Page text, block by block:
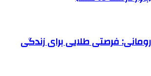
فرصتی طلایی برای زندگی